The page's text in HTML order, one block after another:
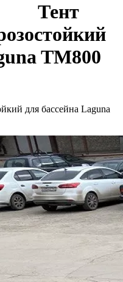
Тент
TM800
для бассейна Laguna